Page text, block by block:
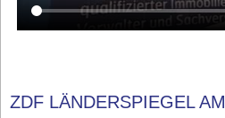
ZDF LÄNDERSPIEGEL